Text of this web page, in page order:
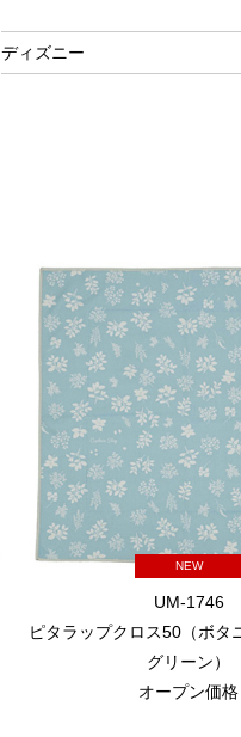
アクセサリー
ディズニー
NEW
UM-1746
ピタラップクロス50（ボタ
グリーン）
オープン価格